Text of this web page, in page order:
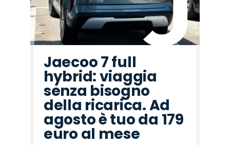
Jaecoo 7 full
hybrid: viaggia
senza bisogno
della ricarica. Ad
agosto è tuo da 179
euro al mese